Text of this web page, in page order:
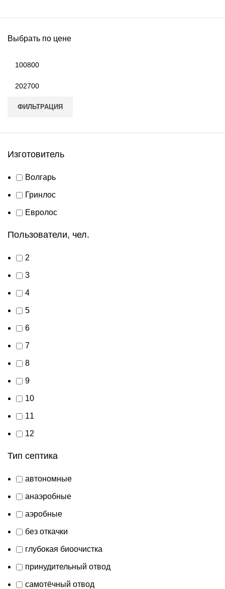
Выбрать по цене
ФИЛЬТРАЦИЯ
Изготовитель
Волгарь
Гринлос
Евролос
Пользователи, чел.
2
3
4
5
6
7
8
9
10
11
12
Тип септика
автономные
анаэробные
аэробные
без откачки
глубокая биоочистка
принудительный отвод
самотёчный отвод